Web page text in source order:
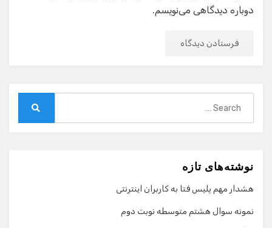
دوباره دیدگاهی می‌نویسم.
نوشته‌های تازه
هشدار مهم پلیس فتا به کاربران اینترنتی
نمونه سوال هشتم متوسطه نوبت دوم